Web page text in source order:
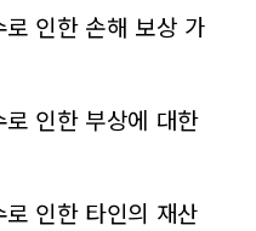
로 인한 손해 보상 가
로 인한 부상에 대한
로 인한 타인의 재산